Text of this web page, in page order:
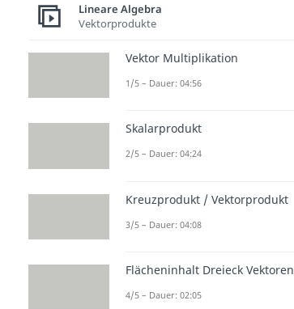
Lineare Algebra
Vektorprodukte
Vektor Multiplikation
1/5 – Dauer: 04:56
Skalarprodukt
2/5 – Dauer: 04:24
Kreuzprodukt / Vektorprodukt
3/5 – Dauer: 04:08
Flächeninhalt Dreieck Vektoren
4/5 – Dauer: 02:05